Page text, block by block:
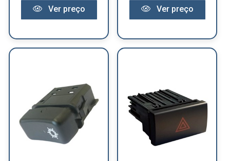
Ver preço Ver preço